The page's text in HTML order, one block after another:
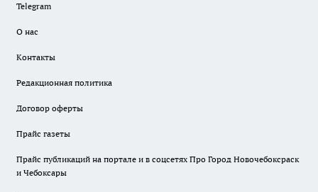
Telegram
О нас
Контакты
Редакционная политика
Договор оферты
Прайс газеты
Прайс публикаций на портале и в соцсетях Про Город Новочебоксраск
и Чебоксары